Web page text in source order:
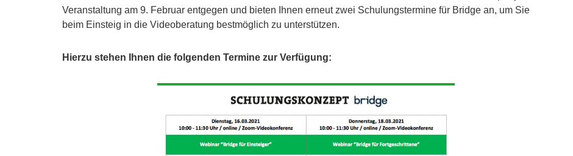
Veranstaltung am 9. Februar entgegen und bieten Ihnen erneut zwei Schulungstermine für Bridge an, um Sie
beim Einsteig in die Videoberatung bestmöglich zu unterstützen.
Hierzu stehen Ihnen die folgenden Termine zur Verfügung: